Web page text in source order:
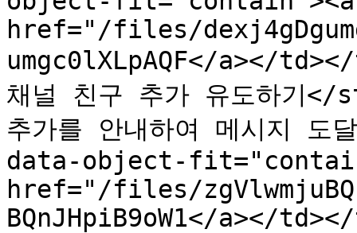
href="/files/
umgc0lXLpAQF</a></
채널 친구 추가 유도하기
추가를 안내하여 메시지
data-object-
href="/files/
BQnJHpiB9oW1</a></